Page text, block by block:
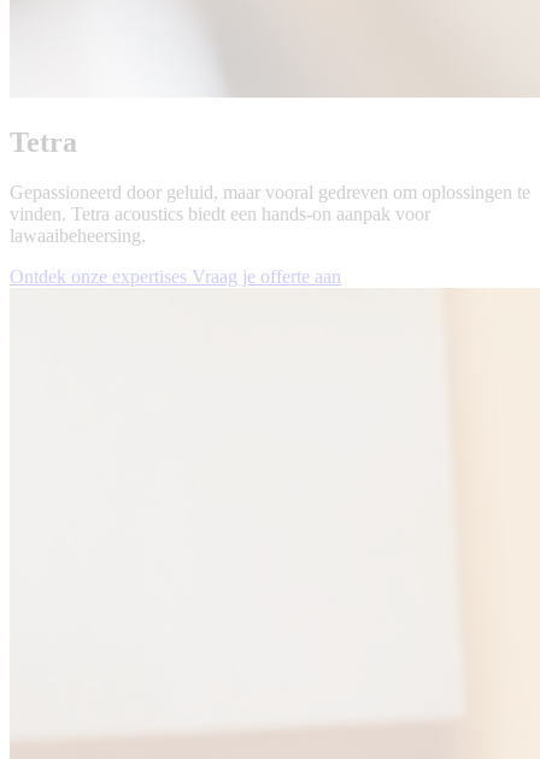
Tetra
Gepassioneerd door geluid, maar vooral gedreven om oplossingen te
vinden. Tetra acoustics biedt een hands-on aanpak voor
lawaaibeheersing.
Ontdek onze expertises Vraag je offerte aan